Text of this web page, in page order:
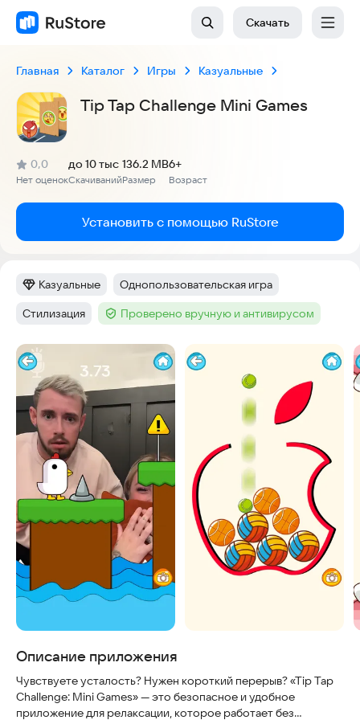
Скачать
Главная Каталог Игры Казуальные
Tip Tap Challenge Mini Games
Рейтинг:
0,0
(
Нет оценок
)
Скачиваний
до 10 тыс
Размер
136.2 MB
Возраст
6+
Установить с помощью RuStore
Категория:
Казуальные Тег:
Однопользовательская игра
Тег:
Стилизация Тег :Проверено вручную и антивирусом
Скриншоты
Описание приложения
Чувствуете усталость? Нужен короткий перерыв? «Tip Tap
Challenge: Mini Games» — это безопасное и удобное
приложение для релаксации, которое работает без